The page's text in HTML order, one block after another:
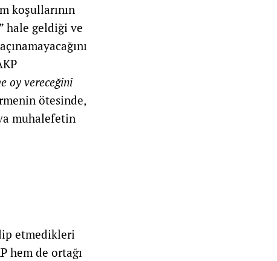
koşullarının
hale geldiği ve
oy vereceğini
ötesinde,
muhalefetin
etmedikleri
hem de ortağı